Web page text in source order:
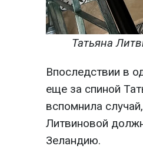
Татьяна
Впоследствии в
еще за спиной
вспомнила
Литвиновой
Зеландию.